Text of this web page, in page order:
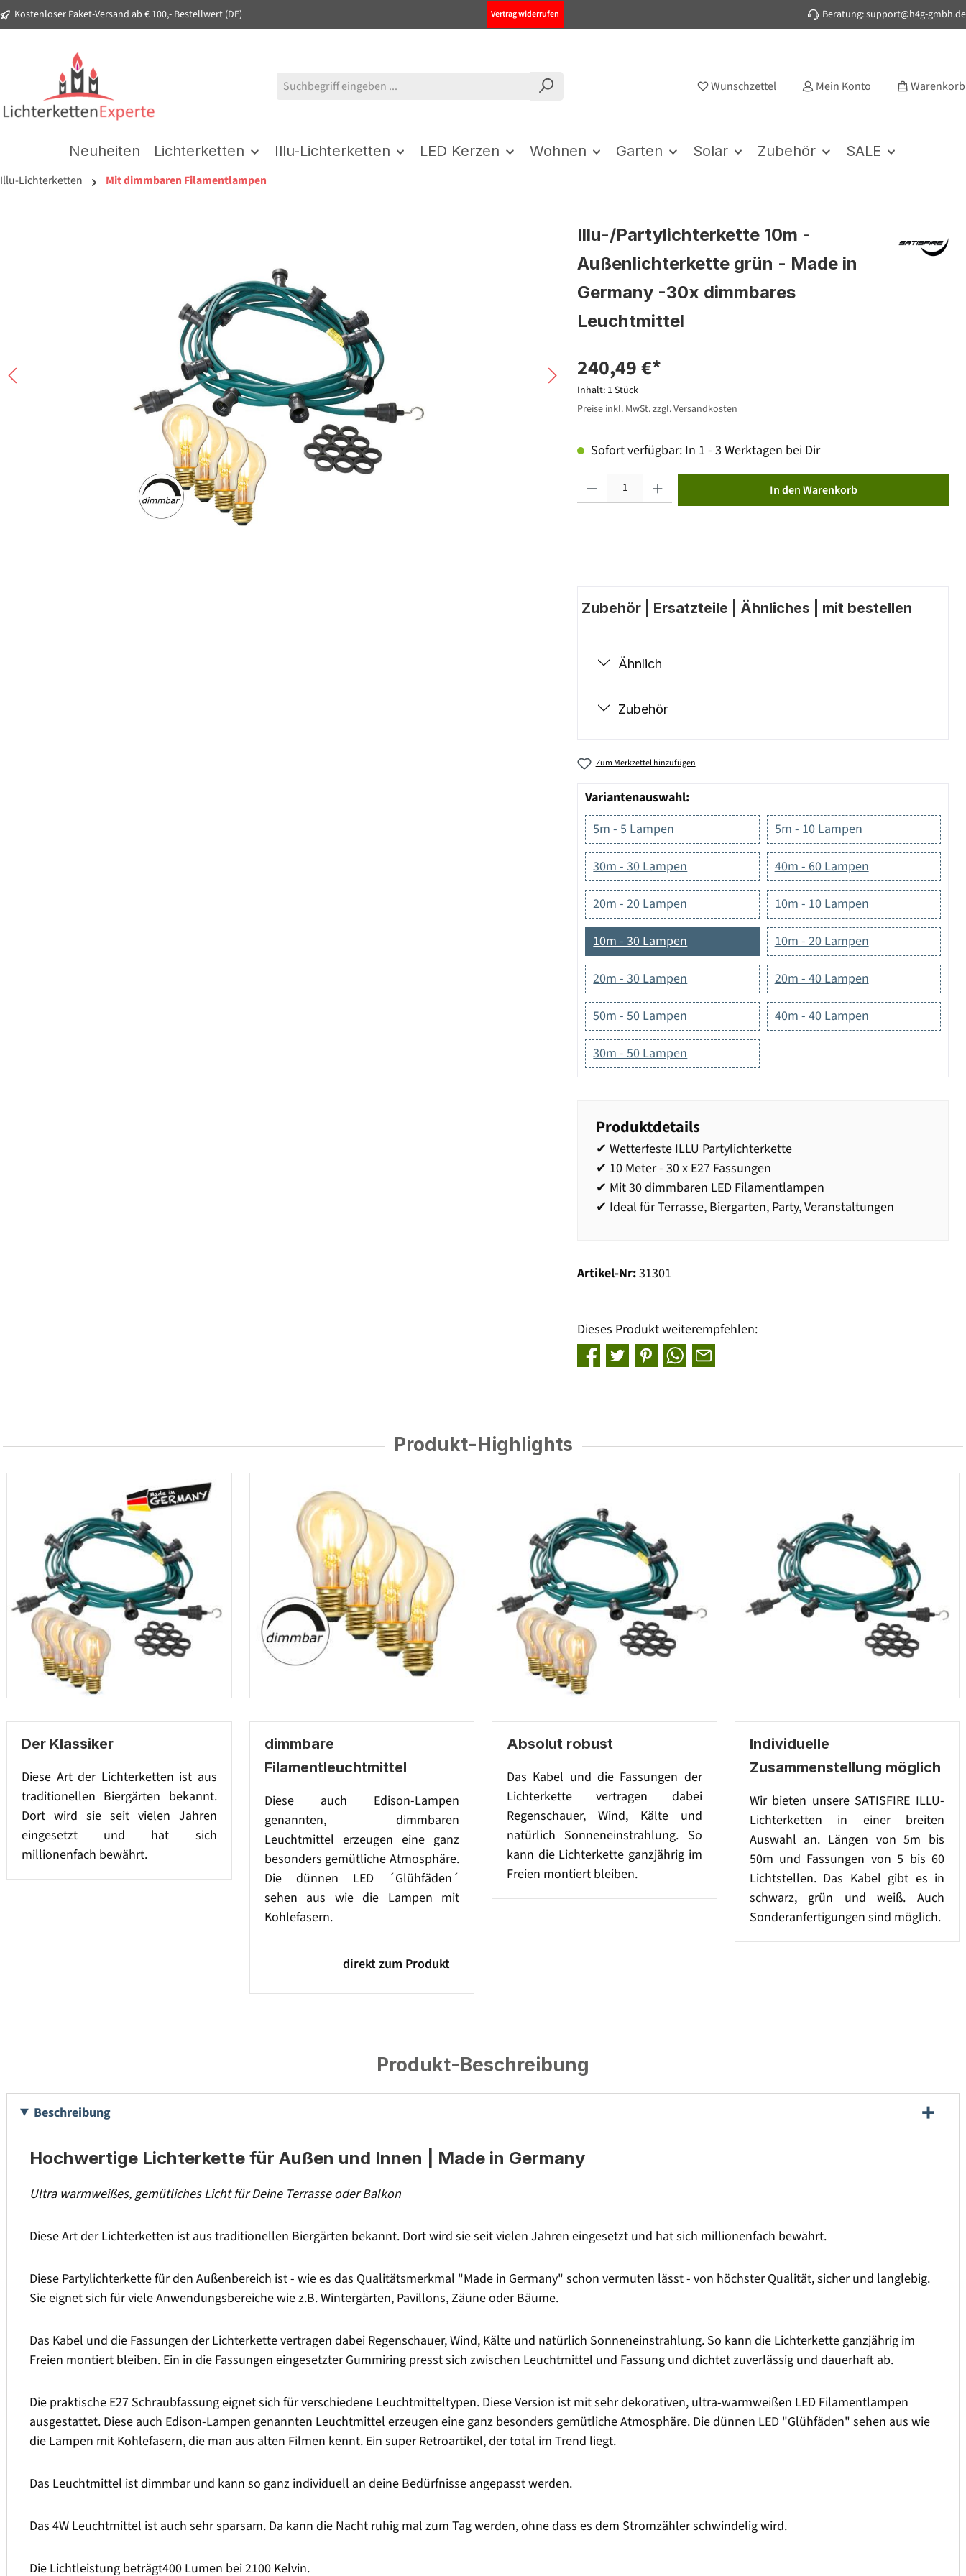
Zur Hauptnavigation springen
Kostenloser Paket-Versand ab € 100,- Bestellwert (DE) Vertrag widerrufen Beratung: support@h4g-gmbh.de
Wunschzettel Mein Konto Warenkorb
Neuheiten Lichterketten Illu-Lichterketten LED Kerzen Wohnen Garten Solar Zubehör SALE
Illu-Lichterketten Mit dimmbaren Filamentlampen
Illu-/Partylichterkette 10m -
Außenlichterkette grün - Made in
Germany -30x dimmbares
Leuchtmittel
240,49 €*
Inhalt: 1 Stück
Preise inkl. MwSt. zzgl. Versandkosten
Sofort verfügbar: In 1 - 3 Werktagen bei Dir
In den Warenkorb
Zubehör | Ersatzteile | Ähnliches | mit bestellen
Ähnlich
Zubehör
Zum Merkzettel hinzufügen
Variantenauswahl:
5m - 5 Lampen
5m - 10 Lampen
30m - 30 Lampen 40m - 60 Lampen
20m - 20 Lampen 10m - 10 Lampen
10m - 30 Lampen 10m - 20 Lampen
20m - 30 Lampen 20m - 40 Lampen
50m - 50 Lampen 40m - 40 Lampen
30m - 50 Lampen
Produktdetails
✔ Wetterfeste ILLU Partylichterkette
✔ 10 Meter - 30 x E27 Fassungen
✔ Mit 30 dimmbaren LED Filamentlampen
✔ Ideal für Terrasse, Biergarten, Party, Veranstaltungen
Artikel-Nr:31301
Dieses Produkt weiterempfehlen:
Produkt-Highlights
Der Klassiker
Diese Art der Lichterketten ist aus
traditionellen Biergärten bekannt.
Dort wird sie seit vielen Jahren
eingesetzt und hat sich
millionenfach bewährt.
dimmbare
Filamentleuchtmittel
Diese auch Edison-Lampen
genannten, dimmbaren
Leuchtmittel erzeugen eine ganz
besonders gemütliche Atmosphäre.
Die dünnen LED ´Glühfäden´
sehen aus wie die Lampen mit
Kohlefasern.
direkt zum Produkt
Absolut robust
Das Kabel und die Fassungen der
Lichterkette vertragen dabei
Regenschauer, Wind, Kälte und
natürlich Sonneneinstrahlung. So
kann die Lichterkette ganzjährig im
Freien montiert bleiben.
Individuelle
Zusammenstellung möglich
Wir bieten unsere SATISFIRE ILLU-
Lichterketten in einer breiten
Auswahl an. Längen von 5m bis
50m und Fassungen von 5 bis 60
Lichtstellen. Das Kabel gibt es in
schwarz, grün und weiß. Auch
Sonderanfertigungen sind möglich.
Produkt-Beschreibung
Beschreibung
Hochwertige Lichterkette für Außen und Innen | Made in Germany
Ultra warmweißes, gemütliches Licht für Deine Terrasse oder Balkon
Diese Art der Lichterketten ist aus traditionellen Biergärten bekannt. Dort wird sie seit vielen Jahren eingesetzt und hat sich millionenfach bewährt.
Diese Partylichterkette für den Außenbereich ist - wie es das Qualitätsmerkmal "Made in Germany" schon vermuten lässt - von höchster Qualität, sicher und langlebig.
Sie eignet sich für viele Anwendungsbereiche wie z.B. Wintergärten, Pavillons, Zäune oder Bäume.
Das Kabel und die Fassungen der Lichterkette vertragen dabei Regenschauer, Wind, Kälte und natürlich Sonneneinstrahlung. So kann die Lichterkette ganzjährig im
Freien montiert bleiben. Ein in die Fassungen eingesetzter Gummiring presst sich zwischen Leuchtmittel und Fassung und dichtet zuverlässig und dauerhaft ab.
Die praktische E27 Schraubfassung eignet sich für verschiedene Leuchtmitteltypen. Diese Version ist mit sehr dekorativen, ultra-warmweißen LED Filamentlampen
ausgestattet. Diese auch Edison-Lampen genannten Leuchtmittel erzeugen eine ganz besonders gemütliche Atmosphäre. Die dünnen LED "Glühfäden" sehen aus wie
die Lampen mit Kohlefasern, die man aus alten Filmen kennt. Ein super Retroartikel, der total im Trend liegt.
Das Leuchtmittel ist dimmbar und kann so ganz individuell an deine Bedürfnisse angepasst werden.
Das 4W Leuchtmittel ist auch sehr sparsam. Da kann die Nacht ruhig mal zum Tag werden, ohne dass es dem Stromzähler schwindelig wird.
Die Lichtleistung beträgt400 Lumen bei 2100 Kelvin.